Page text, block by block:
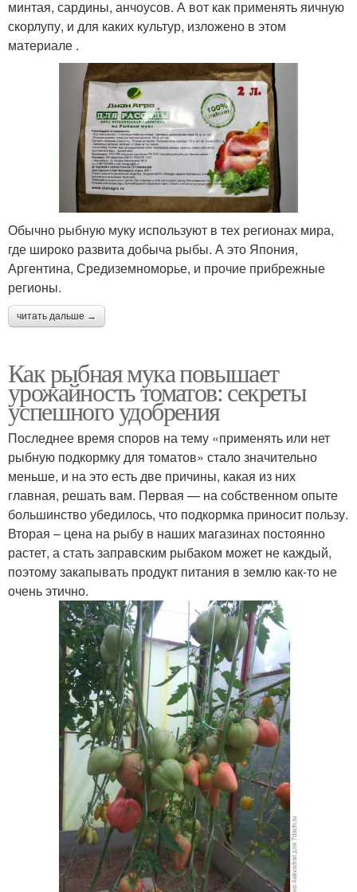
минтая, сардины, анчоусов. А вот как применять яичную
скорлупу, и для каких культур, изложено в этом
материале .
Обычно рыбную муку используют в тех регионах мира,
где широко развита добыча рыбы. А это Япония,
Аргентина, Средиземноморье, и прочие прибрежные
регионы.
читать дальше →
Как рыбная мука повышает
урожайность томатов: секреты
успешного удобрения
Последнее время споров на тему «применять или нет
рыбную подкормку для томатов» стало значительно
меньше, и на это есть две причины, какая из них
главная, решать вам. Первая — на собственном опыте
большинство убедилось, что подкормка приносит пользу.
Вторая – цена на рыбу в наших магазинах постоянно
растет, а стать заправским рыбаком может не каждый,
поэтому закапывать продукт питания в землю как-то не
очень этично.